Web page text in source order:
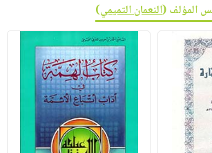
المؤلف (النعمان التميمي)